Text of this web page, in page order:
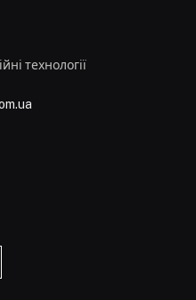
технології